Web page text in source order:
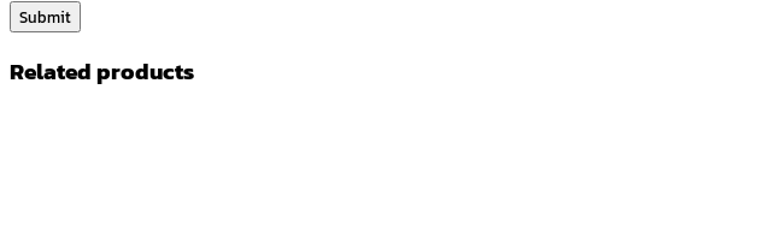
Related products